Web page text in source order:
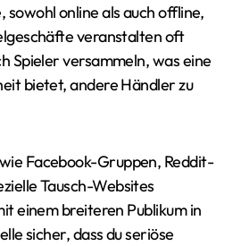
sowohl online als auch offline,
veranstalten oft
Spieler versammeln, was eine
bietet, andere Händler zu
Facebook-Gruppen, Reddit-
Tausch-Websites
einem breiteren Publikum in
sicher, dass du seriöse